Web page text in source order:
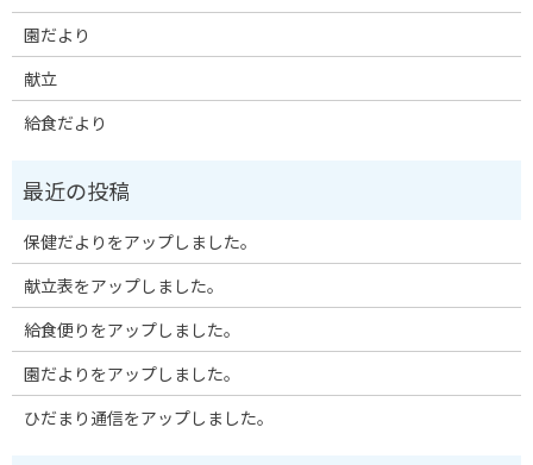
園だより
献立
給食だより
保健だよりをアップしました。
献立表をアップしました。
給食便りをアップしました。
園だよりをアップしました。
ひだまり通信をアップしました。